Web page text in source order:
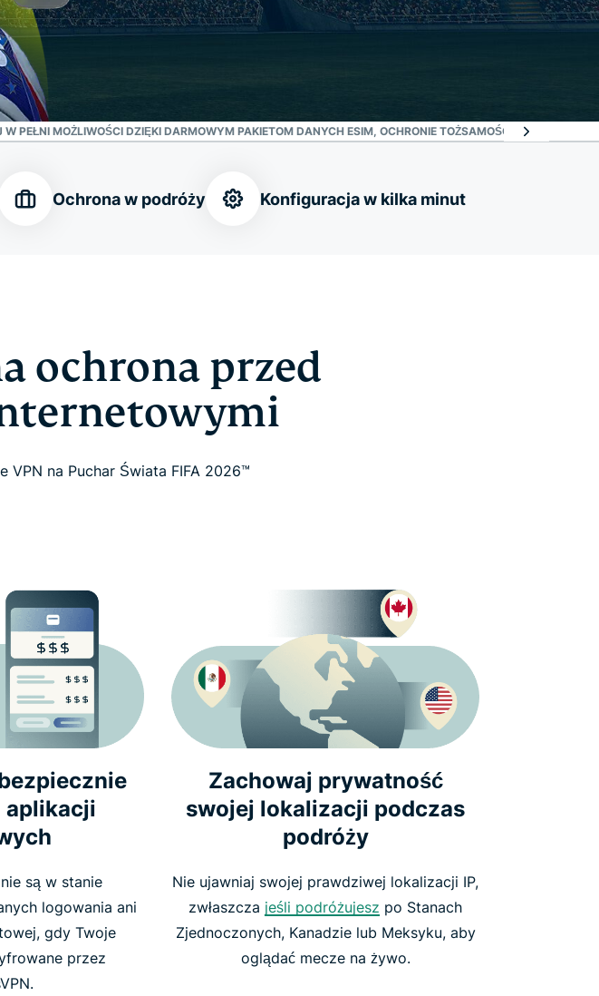
PEŁNI MOŻLIWOŚCI DZIĘKI DARMOWYM PAKIETOM DANYCH ESIM, OCHRONIE TOŻSAMOŚCI I NIE TYLKO
Ochrona w podróży Konfiguracja w kilka minut
ochrona przed
VPN na Puchar Świata FIFA 2026™
aplikacji
są w stanie
logowania ani
gdy Twoje
przez
Zachowaj prywatność
swojej lokalizacji podczas
podróży
Nie ujawniaj swojej prawdziwej lokalizacji IP,
zwłaszcza jeśli podróżujesz po Stanach
Zjednoczonych, Kanadzie lub Meksyku, aby
oglądać mecze na żywo.